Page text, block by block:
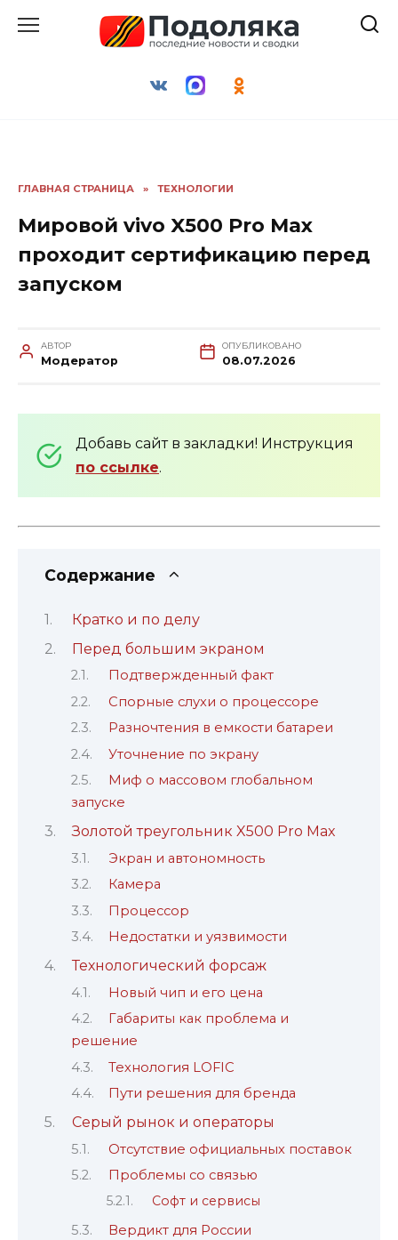
ГЛАВНАЯ СТРАНИЦА » ТЕХНОЛОГИИ
Мировой vivo X500 Pro Max
проходит сертификацию перед
запуском
АВТОР
Модератор
ОПУБЛИКОВАНО
08.07.2026
Добавь сайт в закладки! Инструкция
по ссылке.
Содержание
Кратко и по делу
Перед большим экраном
Подтвержденный факт
Спорные слухи о процессоре
Разночтения в емкости батареи
Уточнение по экрану
Миф о массовом глобальном
запуске
Золотой треугольник X500 Pro Max
Экран и автономность
Камера
Процессор
Недостатки и уязвимости
Технологический форсаж
Новый чип и его цена
Габариты как проблема и
решение
Технология LOFIC
Пути решения для бренда
Серый рынок и операторы
Отсутствие официальных поставок
Проблемы со связью
Софт и сервисы
Вердикт для России